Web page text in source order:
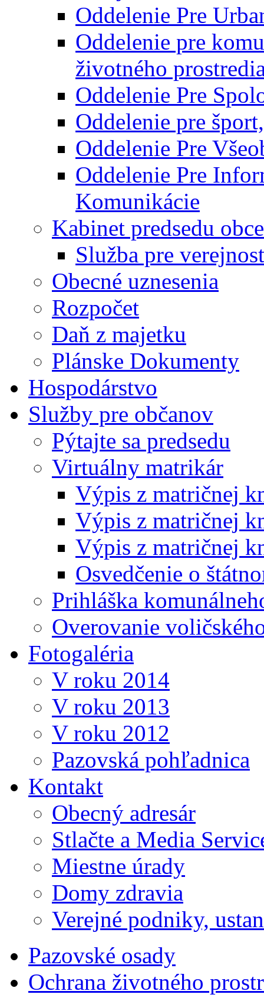
Oddelenie Pre
Oddelenie pre
životného
Oddelenie Pre
Oddelenie pre
Oddelenie Pre
Oddelenie Pre
Komunikácie
Kabinet predsedu obce
Služba pre
Obecné uznesenia
Rozpočet
Daň z majetku
Plánske Dokumenty
Hospodárstvo
Služby pre občanov
Pýtajte sa predsedu
Virtuálny matrikár
Výpis z matričnej
Výpis z matričnej
Výpis z matričnej
Osvedčenie o
Prihláška
Overovanie
Fotogaléria
V roku 2014
V roku 2013
V roku 2012
Pazovská pohľadnica
Kontakt
Obecný adresár
Stlačte a Media
Miestne úrady
Domy zdravia
Verejné podniky,
Pazovské osady
Ochrana životného